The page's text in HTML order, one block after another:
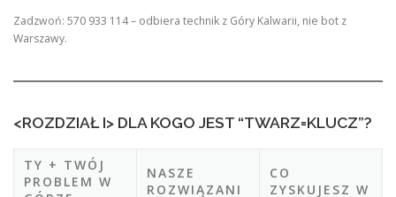
Zadzwoń: 570 933 114 – odbiera technik z Góry Kalwarii, nie bot z
Warszawy.
<ROZDZIAŁ I> DLA KOGO JEST “TWARZ=KLUCZ”?
TY + TWÓJ
PROBLEM W
NASZE
ROZWIĄZANI
CO
ZYSKUJESZ W